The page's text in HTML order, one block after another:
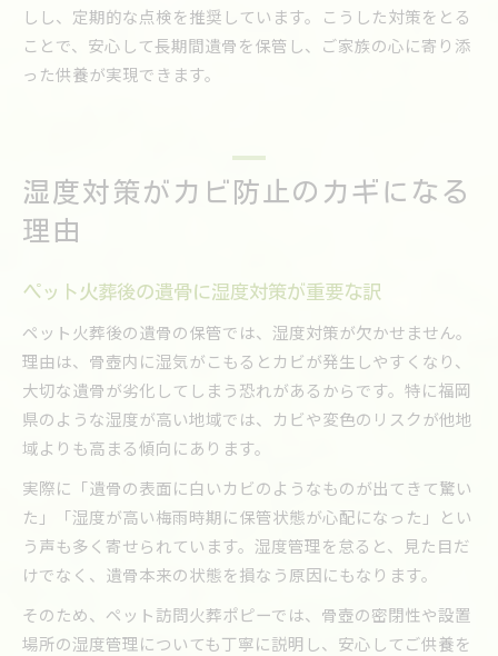
しし、定期的な点検を推奨しています。こうした対策をとる
ことで、安心して長期間遺骨を保管し、ご家族の心に寄り添
った供養が実現できます。
湿度対策がカビ防止のカギになる
理由
ペット火葬後の遺骨に湿度対策が重要な訳
ペット火葬後の遺骨の保管では、湿度対策が欠かせません。
理由は、骨壺内に湿気がこもるとカビが発生しやすくなり、
大切な遺骨が劣化してしまう恐れがあるからです。特に福岡
県のような湿度が高い地域では、カビや変色のリスクが他地
域よりも高まる傾向にあります。
実際に「遺骨の表面に白いカビのようなものが出てきて驚い
た」「湿度が高い梅雨時期に保管状態が心配になった」とい
う声も多く寄せられています。湿度管理を怠ると、見た目だ
けでなく、遺骨本来の状態を損なう原因にもなります。
そのため、ペット訪問火葬ポピーでは、骨壺の密閉性や設置
場所の湿度管理についても丁寧に説明し、安心してご供養を